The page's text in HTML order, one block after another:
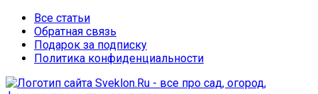
Все статьи
Обратная связь
Подарок за подписку
Политика конфиденциальности